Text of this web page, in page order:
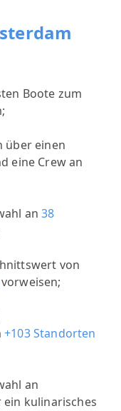
Boote zum
über einen
eine Crew an
an38
von
vorweisen;
+103 Standorten
an
ein kulinarisches